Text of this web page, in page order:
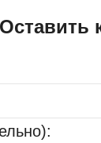
Оставить